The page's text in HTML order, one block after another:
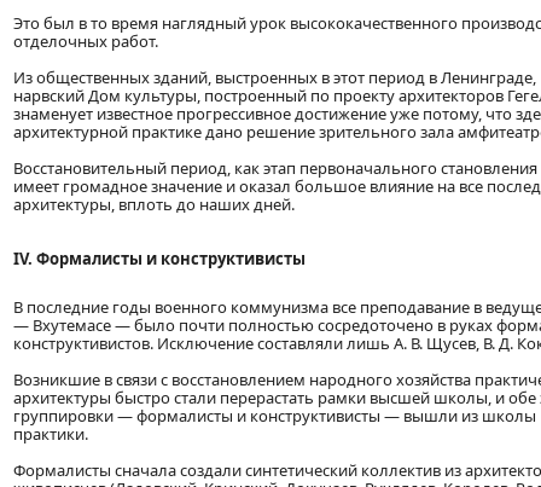
Это был в то время наглядный урок высококачественного
отделочных работ.
Из общественных зданий, выстроенных в этот период в
нарвский Дом культуры, построенный по проекту архитекторов
знаменует известное прогрессивное достижение уже потому, что
архитектурной практике дано решение зрительного зала
Восстановительный период, как этап первоначального
имеет громадное значение и оказал большое влияние на все
архитектуры, вплоть до наших дней.
IV. Формалисты и конструктивисты
В последние годы военного коммунизма все преподавание в
— Вхутемасе — было почти полностью сосредоточено в руках
конструктивистов. Исключение составляли лишь А. В. Щусев, В. Д.
Возникшие в связи с восстановлением народного хозяйства
архитектуры быстро стали перерастать рамки высшей школы, и обе
группировки — формалисты и конструктивисты — вышли из школы
практики.
Формалисты сначала создали синтетический коллектив из